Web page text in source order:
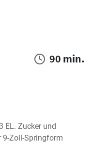
90 min.
EL. Zucker und
9-Zoll-Springform